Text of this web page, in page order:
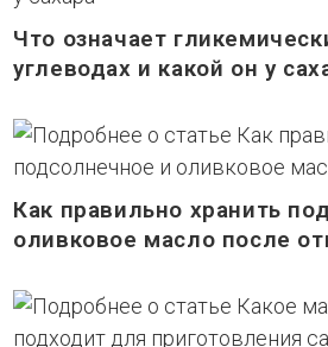
Что означает
углеводах и какой он у
Как правильно хранить
оливковое масло после